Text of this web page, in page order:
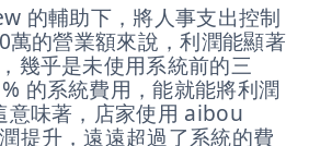
的輔助下，將人事支出控制
的營業額來說，利潤能顯著
幾乎是未使用系統前的三
的系統費用，能就能將利潤
意味著，店家使用 aibou
提升，遠遠超過了系統的費